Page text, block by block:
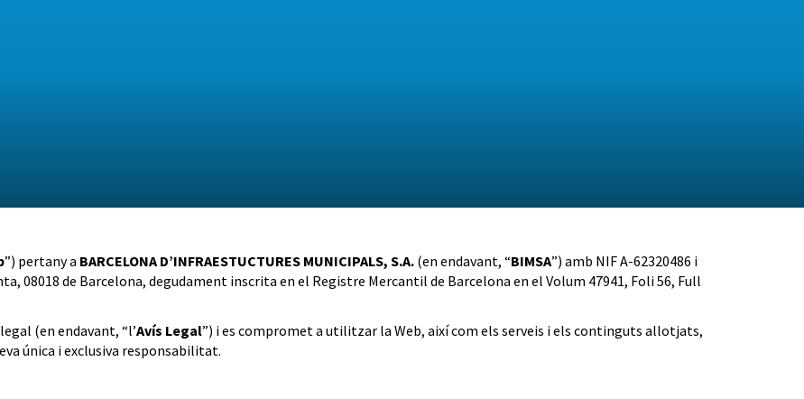
”) pertany a BARCELONA D’INFRAESTUCTURES MUNICIPALS, S.A. (en endavant, “BIMSA”) amb NIF A-62320486 i
08018 de Barcelona, degudament inscrita en el Registre Mercantil de Barcelona en el Volum 47941, Foli 56, Full
(en endavant, “l’Avís Legal”) i es compromet a utilitzar la Web, així com els serveis i els continguts allotjats,
única i exclusiva responsabilitat.